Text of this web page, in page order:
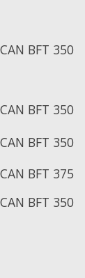
CAN BFT 350
CAN BFT 350
CAN BFT 350
CAN BFT 375
CAN BFT 350